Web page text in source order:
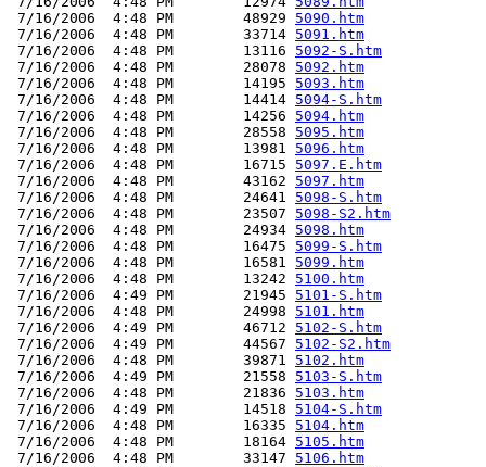
7/16/2006  4:48 PM        48929 5090.htm
7/16/2006  4:48 PM        33714 5091.htm
7/16/2006  4:48 PM        13116 5092-S.htm
7/16/2006  4:48 PM        28078 5092.htm
7/16/2006  4:48 PM        14195 5093.htm
7/16/2006  4:48 PM        14414 5094-S.htm
7/16/2006  4:48 PM        14256 5094.htm
7/16/2006  4:48 PM        28558 5095.htm
7/16/2006  4:48 PM        13981 5096.htm
7/16/2006  4:48 PM        16715 5097.E.htm
7/16/2006  4:48 PM        43162 5097.htm
7/16/2006  4:48 PM        24641 5098-S.htm
7/16/2006  4:48 PM        23507 5098-S2.htm
7/16/2006  4:48 PM        24934 5098.htm
7/16/2006  4:48 PM        16475 5099-S.htm
7/16/2006  4:48 PM        16581 5099.htm
7/16/2006  4:48 PM        13242 5100.htm
7/16/2006  4:49 PM        21945 5101-S.htm
7/16/2006  4:48 PM        24998 5101.htm
7/16/2006  4:49 PM        46712 5102-S.htm
7/16/2006  4:49 PM        44567 5102-S2.htm
7/16/2006  4:48 PM        39871 5102.htm
7/16/2006  4:49 PM        21558 5103-S.htm
7/16/2006  4:48 PM        21836 5103.htm
7/16/2006  4:49 PM        14518 5104-S.htm
7/16/2006  4:48 PM        16335 5104.htm
7/16/2006  4:48 PM        18164 5105.htm
7/16/2006  4:48 PM        33147 5106.htm